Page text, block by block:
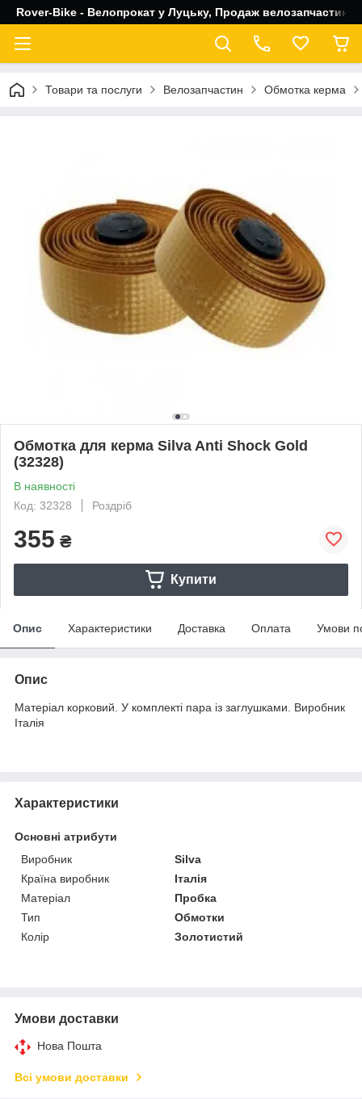
Rover-Bike - Велопрокат у Луцьку, Продаж велозапчастин,
Товари та послуги Велозапчастин Обмотка керма
Обмотка для керма Silva Anti Shock Gold
(32328)
В наявності
Код: 32328
Роздріб
355 ₴
Купити
Опис Характеристики Доставка Оплата Умови
Опис
Матеріал корковий. У комплекті пара із заглушками. Виробник
Італія
Характеристики
Основні атрибути
Виробник
Silva
Країна виробник
Італія
Матеріал
Пробка
Тип
Обмотки
Колір
Золотистий
Умови доставки
Нова Пошта
Всі умови доставки